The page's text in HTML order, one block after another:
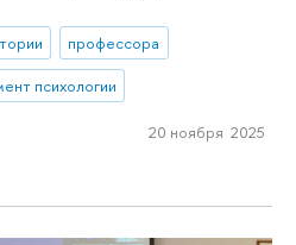
профессора
психологии
20 ноября 2025